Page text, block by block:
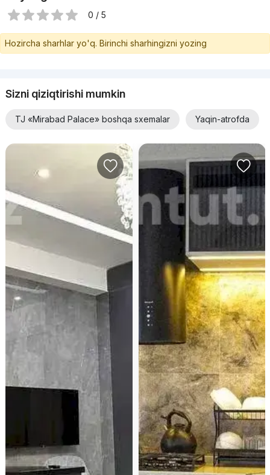
0 / 5
Hozircha sharhlar yo'q. Birinchi sharhingizni yozing
Sizni qiziqtirishi mumkin
TJ «Mirabad Palace» boshqa sxemalar Yaqin-atrofda